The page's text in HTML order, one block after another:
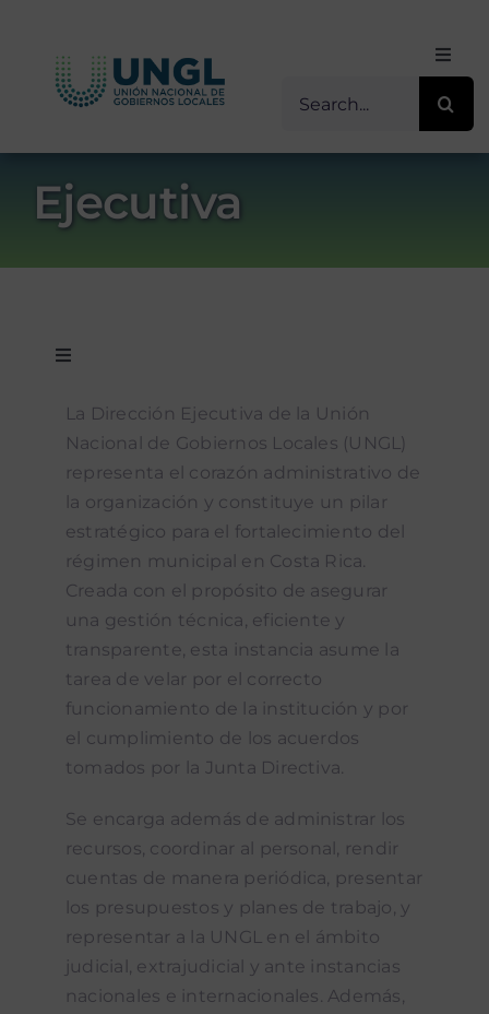
content
Inicio
Sobre Nosotros
Contacto
Ejecutiva
Toggle
Comunicaciones
Dirección de Seguimiento Estratégico de
Proyectos y Cooperación Internacional
Dirección Ejecutiva
Dirección Financiera
La Dirección Ejecutiva de la Unión
Nacional de Gobiernos Locales (UNGL)
representa el corazón administrativo de
la organización y constituye un pilar
estratégico para el fortalecimiento del
régimen municipal en Costa Rica.
Creada con el propósito de asegurar
una gestión técnica, eficiente y
transparente, esta instancia asume la
tarea de velar por el correcto
funcionamiento de la institución y por
el cumplimiento de los acuerdos
tomados por la Junta Directiva.
Se encarga además de administrar los
recursos, coordinar al personal, rendir
cuentas de manera periódica, presentar
los presupuestos y planes de trabajo, y
representar a la UNGL en el ámbito
judicial, extrajudicial y ante instancias
nacionales e internacionales. Además,